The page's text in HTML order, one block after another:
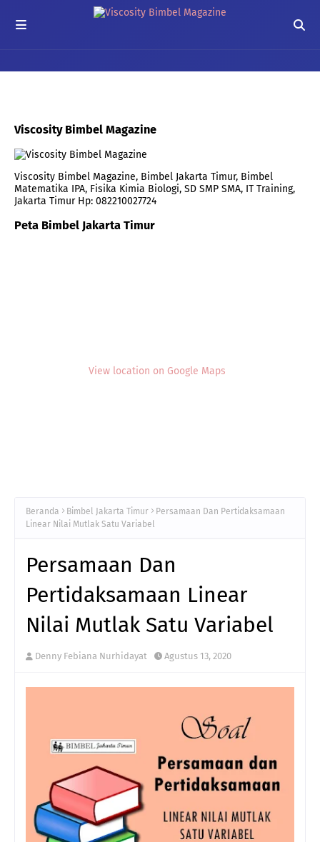
Viscosity Bimbel Magazine
Viscosity Bimbel Magazine, Bimbel Jakarta Timur, Bimbel
Matematika IPA, Fisika Kimia Biologi, SD SMP SMA, IT Training,
Jakarta Timur Hp: 082210027724
Peta Bimbel Jakarta Timur
View location on Google Maps
Beranda Bimbel Jakarta Timur
Persamaan Dan Pertidaksamaan
Linear Nilai Mutlak Satu Variabel
Persamaan Dan
Pertidaksamaan Linear
Nilai Mutlak Satu Variabel
Denny Febiana Nurhidayat Agustus 13, 2020